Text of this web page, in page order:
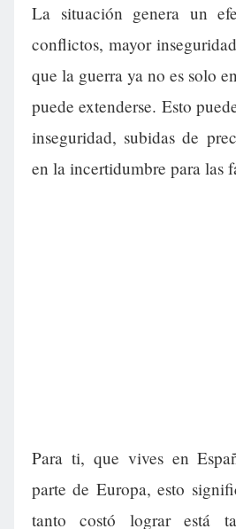
La situación genera un
conflictos, mayor
que la guerra ya no es solo
puede extenderse. Esto
inseguridad, subidas de
en la incertidumbre para las
Para ti, que vives en
parte de Europa, esto
tanto costó lograr está